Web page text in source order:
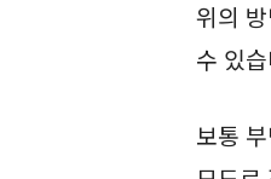
위의
수 있
보통